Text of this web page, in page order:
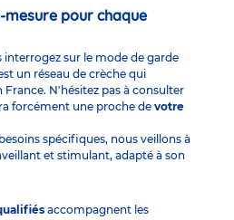
pour chaque
interrogez sur le mode de garde
un réseau de crèche qui
France. N'hésitez pas à consulter
forcément une proche de votre
spécifiques, nous veillons à
et stimulant, adapté à son
accompagnent les